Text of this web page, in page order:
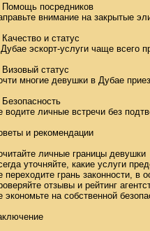
Помощь посредников
внимание на закрытые
и статус
эскорт-услуги чаще всего
статус
многие девушки в Дубае
водите личные встречи без
и рекомендации
личные границы девушки
уточняйте, какие услуги
переходите грань законности, в
отзывы и рейтинг
экономьте на собственной